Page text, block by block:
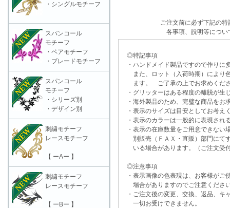
ご注文前に必ず下記の
各事項、説明等につい
◎特記事項
・ハンドメイド製品ですので作りに
また、ロット（入荷時期）により
ます。 ご了承の上でお求めくだ
・グリッターはある程度の離脱が生
・海外製品のため、完璧な商品をお
・表示のサイズは目安としてお考え
・表示のカラーは一般的に表現され
・表示の在庫数量をご用意できな
別販売（ＦＡＸ・直販）部門にて
いる場合があります。（ご注文受
◎注意事項
・表示画像の色表現は、お客様がご
場合がありますのでご注意くださ
・ご注文後の変更、交換、返品、キ
一切お受けできません。
・シングルモチーフ
スパンコール
モチーフ
・ペアモチーフ
・ブレードモチーフ
スパンコール
モチーフ
・シリーズ別
・デザイン別
刺繍モチーフ
レースモチーフ
【 ーAー 】
刺繍モチーフ
レースモチーフ
【 ーBー 】